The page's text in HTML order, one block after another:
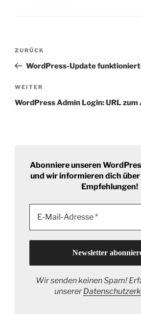
Beitrags-
Vorheriger
Beitrag
ZURÜCK
WordPress-Update
Nächster
Beitrag
WEITER
WordPress Admin Login: URL zum
Abonniere unseren
und wir informieren dich
Empfehlungen!
Wir senden keinen Spam!
unserer